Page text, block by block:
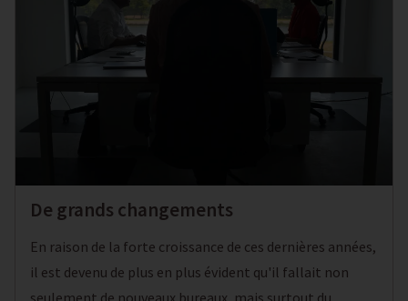
De grands changements
En raison de la forte croissance de ces dernières années,
il est devenu de plus en plus évident qu'il fallait non